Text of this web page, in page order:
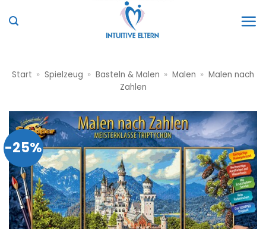
Inhalt
Start » Spielzeug » Basteln & Malen » Malen » Malen nach
Zahlen
-25%